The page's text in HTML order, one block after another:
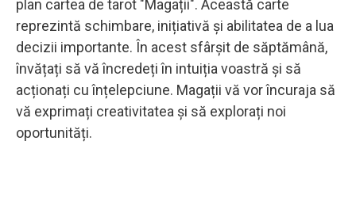
plan cartea de tarot "Magații". Această carte
reprezintă schimbare, inițiativă și abilitatea de a lua
decizii importante. În acest sfârșit de săptămână,
învățați să vă încredeți în intuiția voastră și să
acționați cu înțelepciune. Magații vă vor încuraja să
vă exprimați creativitatea și să explorați noi
oportunități.